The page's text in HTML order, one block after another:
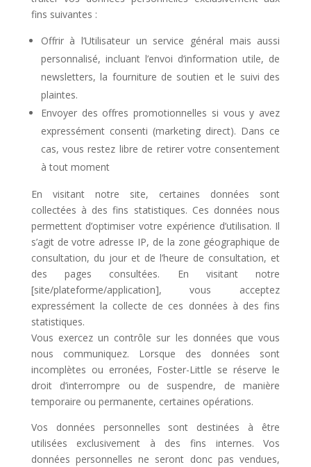
fins suivantes :
Offrir à l’Utilisateur un service général mais aussi
personnalisé, incluant l’envoi d’information utile, de
newsletters, la fourniture de soutien et le suivi des
plaintes.
Envoyer des offres promotionnelles si vous y avez
expressément consenti (marketing direct). Dans ce
cas, vous restez libre de retirer votre consentement
à tout moment
En visitant notre site, certaines données sont
collectées à des fins statistiques. Ces données nous
permettent d’optimiser votre expérience d’utilisation. Il
s’agit de votre adresse IP, de la zone géographique de
consultation, du jour et de l’heure de consultation, et
des pages consultées. En visitant notre
[site/plateforme/application], vous acceptez
expressément la collecte de ces données à des fins
statistiques.
Vous exercez un contrôle sur les données que vous
nous communiquez. Lorsque des données sont
incomplètes ou erronées, Foster-Little se réserve le
droit d’interrompre ou de suspendre, de manière
temporaire ou permanente, certaines opérations.
Vos données personnelles sont destinées à être
utilisées exclusivement à des fins internes. Vos
données personnelles ne seront donc pas vendues,